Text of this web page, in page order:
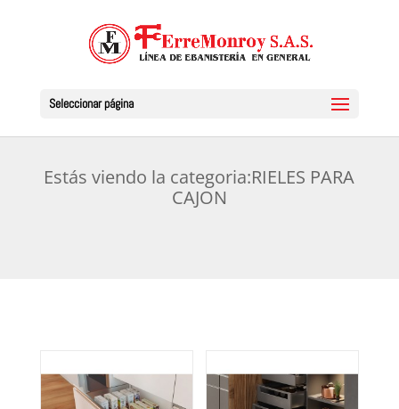
Seleccionar página
Estás viendo la categoria:RIELES PARA
CAJON